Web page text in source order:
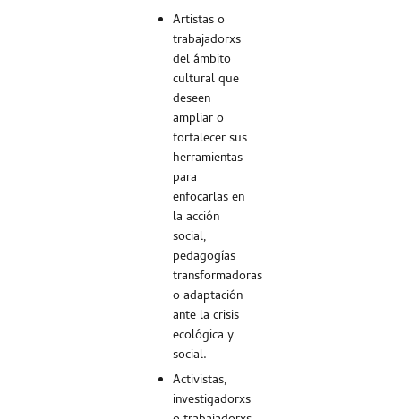
Artistas o
trabajadorxs
del ámbito
cultural que
deseen
ampliar o
fortalecer sus
herramientas
para
enfocarlas en
la acción
social,
pedagogías
transformadoras
o adaptación
ante la crisis
ecológica y
social.
Activistas,
investigadorxs